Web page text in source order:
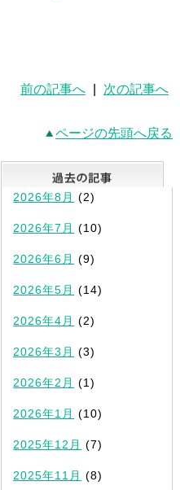
前の記事へ 次の記事へ
ページの先頭へ戻る
最新記事一覧
2026年8月 (2)
2026年7月 (10)
2026年6月 (9)
2026年5月 (14)
2026年4月 (2)
2026年3月 (3)
2026年2月 (1)
2026年1月 (10)
2025年12月 (7)
2025年11月 (8)